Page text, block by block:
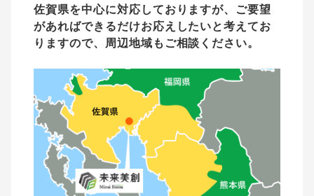
佐賀県を中心に対応しておりますが、ご要望
があればできるだけお応えしたいと考えてお
りますので、周辺地域もご相談ください。